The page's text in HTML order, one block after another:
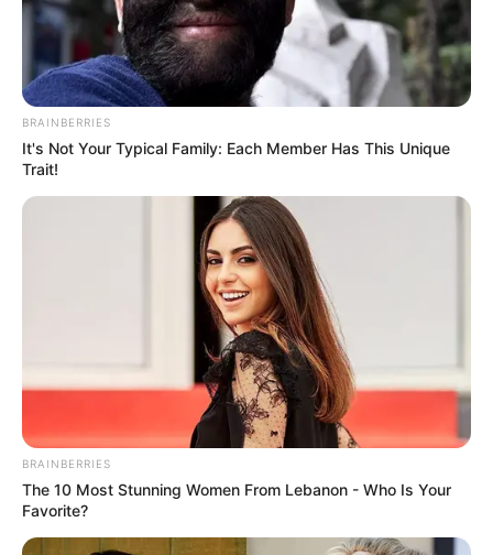
BRAINBERRIES
It's Not Your Typical Family: Each Member Has This Unique
Trait!
BRAINBERRIES
The 10 Most Stunning Women From Lebanon - Who Is Your
Favorite?